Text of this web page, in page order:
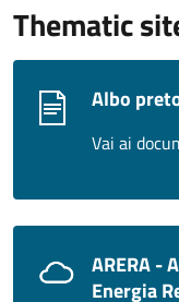
Thematic
Albo
Vai ai
ARERA -
Energia